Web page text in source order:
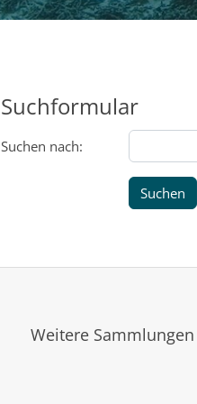
Suchformular
Suchen nach:
Weitere